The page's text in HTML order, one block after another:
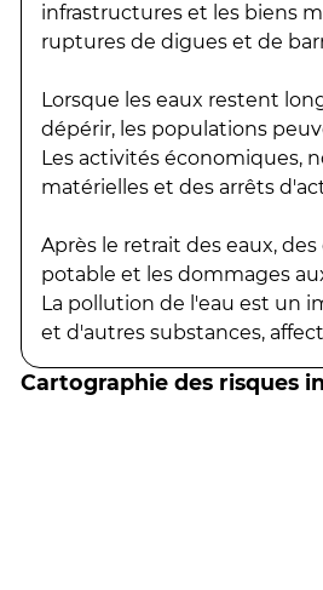
infrastructures et les biens
ruptures de digues et de
Lorsque les eaux restent
dépérir, les populations
Les activités économiques,
matérielles et des arrêts
Après le retrait des eaux,
potable et les dommages
La pollution de l'eau est un
et d'autres substances,
Cartographie des risques